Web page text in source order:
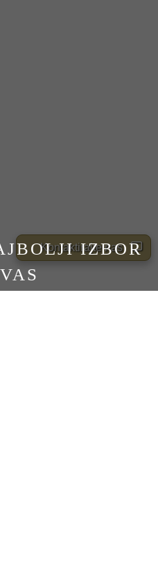
IZBOR
Kontaktirajte nas